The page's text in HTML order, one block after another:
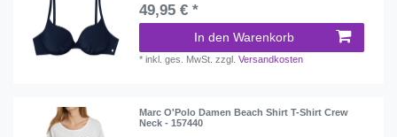
49,95 € *
In den Warenkorb
*inkl. ges. MwSt. zzgl.Versandkosten
Marc O'Polo Damen Beach Shirt T-Shirt Crew
Neck - 157440